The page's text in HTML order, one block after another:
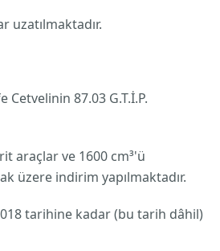
uzatılmaktadır.
87.03 G.T.İ.P.
araçlar ve 1600 cm³'ü
üzere indirim yapılmaktadır.
tarihine kadar (bu tarih dâhil)